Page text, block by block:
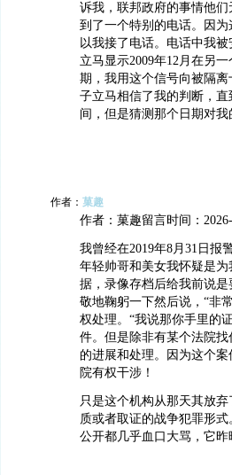
诉我，联邦政府的事情他
到了一个特别的电话。因
以我接了电话。电话中我
立马显示2009年12月在另
期，我用这个信号向被隔
子立马相信了我的判断，
间，但是猜测那个日期对
作者： 菓趣
作者：菓趣留言时间：
我曾经在2019年8月31日报
年轻帅哥和美女我怀疑是
据，录像存档后给我前说
敬地鞠躬一下然后说，“非
权处理。“我说那你手里的
件。但是除非有某个法院
的进展和处理。因为这个
院有权干涉！
只是这个机构从那天其放
质或者取证的战争犯罪形
公开都几乎血口大骂，它